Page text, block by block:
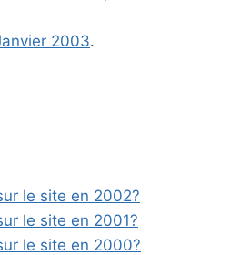
2003.
le site en 2002?
le site en 2001?
le site en 2000?